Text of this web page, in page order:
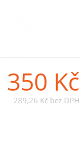
350 Kč
289,26 Kč bez DPH